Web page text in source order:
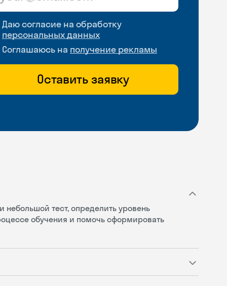
Даю согласие на обработку
персональных данных
Соглашаюсь на получение рекламы
Оставить заявку
тест, определить уровень
обучения и помочь сформировать